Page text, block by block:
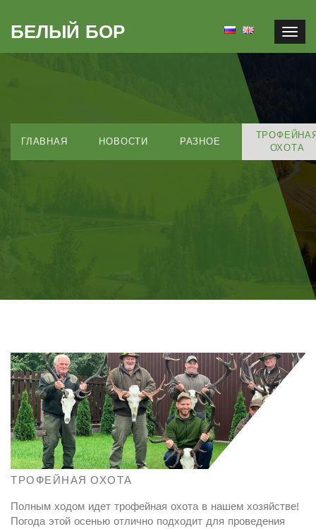
БЕЛЫЙ БОР
ГЛАВНАЯ НОВОСТИ РАЗНОЕ
ОХОТА
ТРОФЕЙНАЯ ОХОТА
Полным ходом идет трофейная охота в нашем хозяйстве!
Погода этой осенью отлично подходит для проведения